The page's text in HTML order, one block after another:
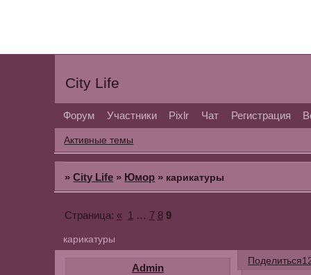
City Life
Форум Участники Pixlr Чат Регистрация
Активные темы
»City Life » Юмор » карикатуры
карикатуры
Страница: « 1 … 7 8 9
Поделиться
Admin